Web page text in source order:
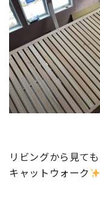
リビングから見て
キャットウォーク